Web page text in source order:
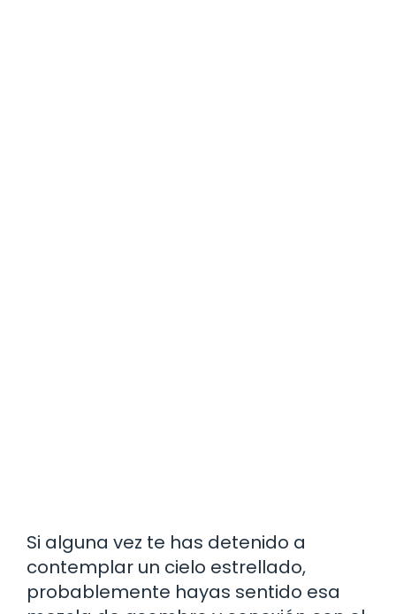
Si alguna vez te has detenido a
contemplar un cielo estrellado,
probablemente hayas sentido esa